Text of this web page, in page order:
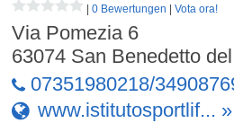
|0 Bewertungen |Vota ora!
Via Pomezia 6
63074 San Benedetto
07351980218/
www.istitutosportlif... »